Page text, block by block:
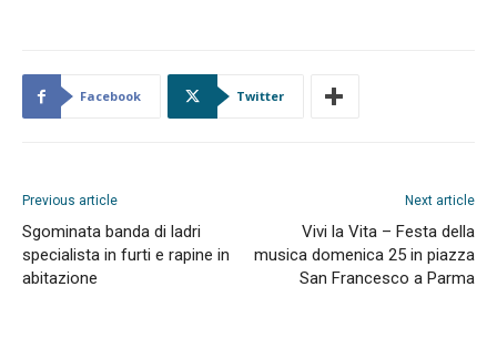
Facebook Twitter
Previous article
Sgominata banda di ladri
specialista in furti e rapine in
abitazione
Next article
Vivi la Vita – Festa della
musica domenica 25 in piazza
San Francesco a Parma